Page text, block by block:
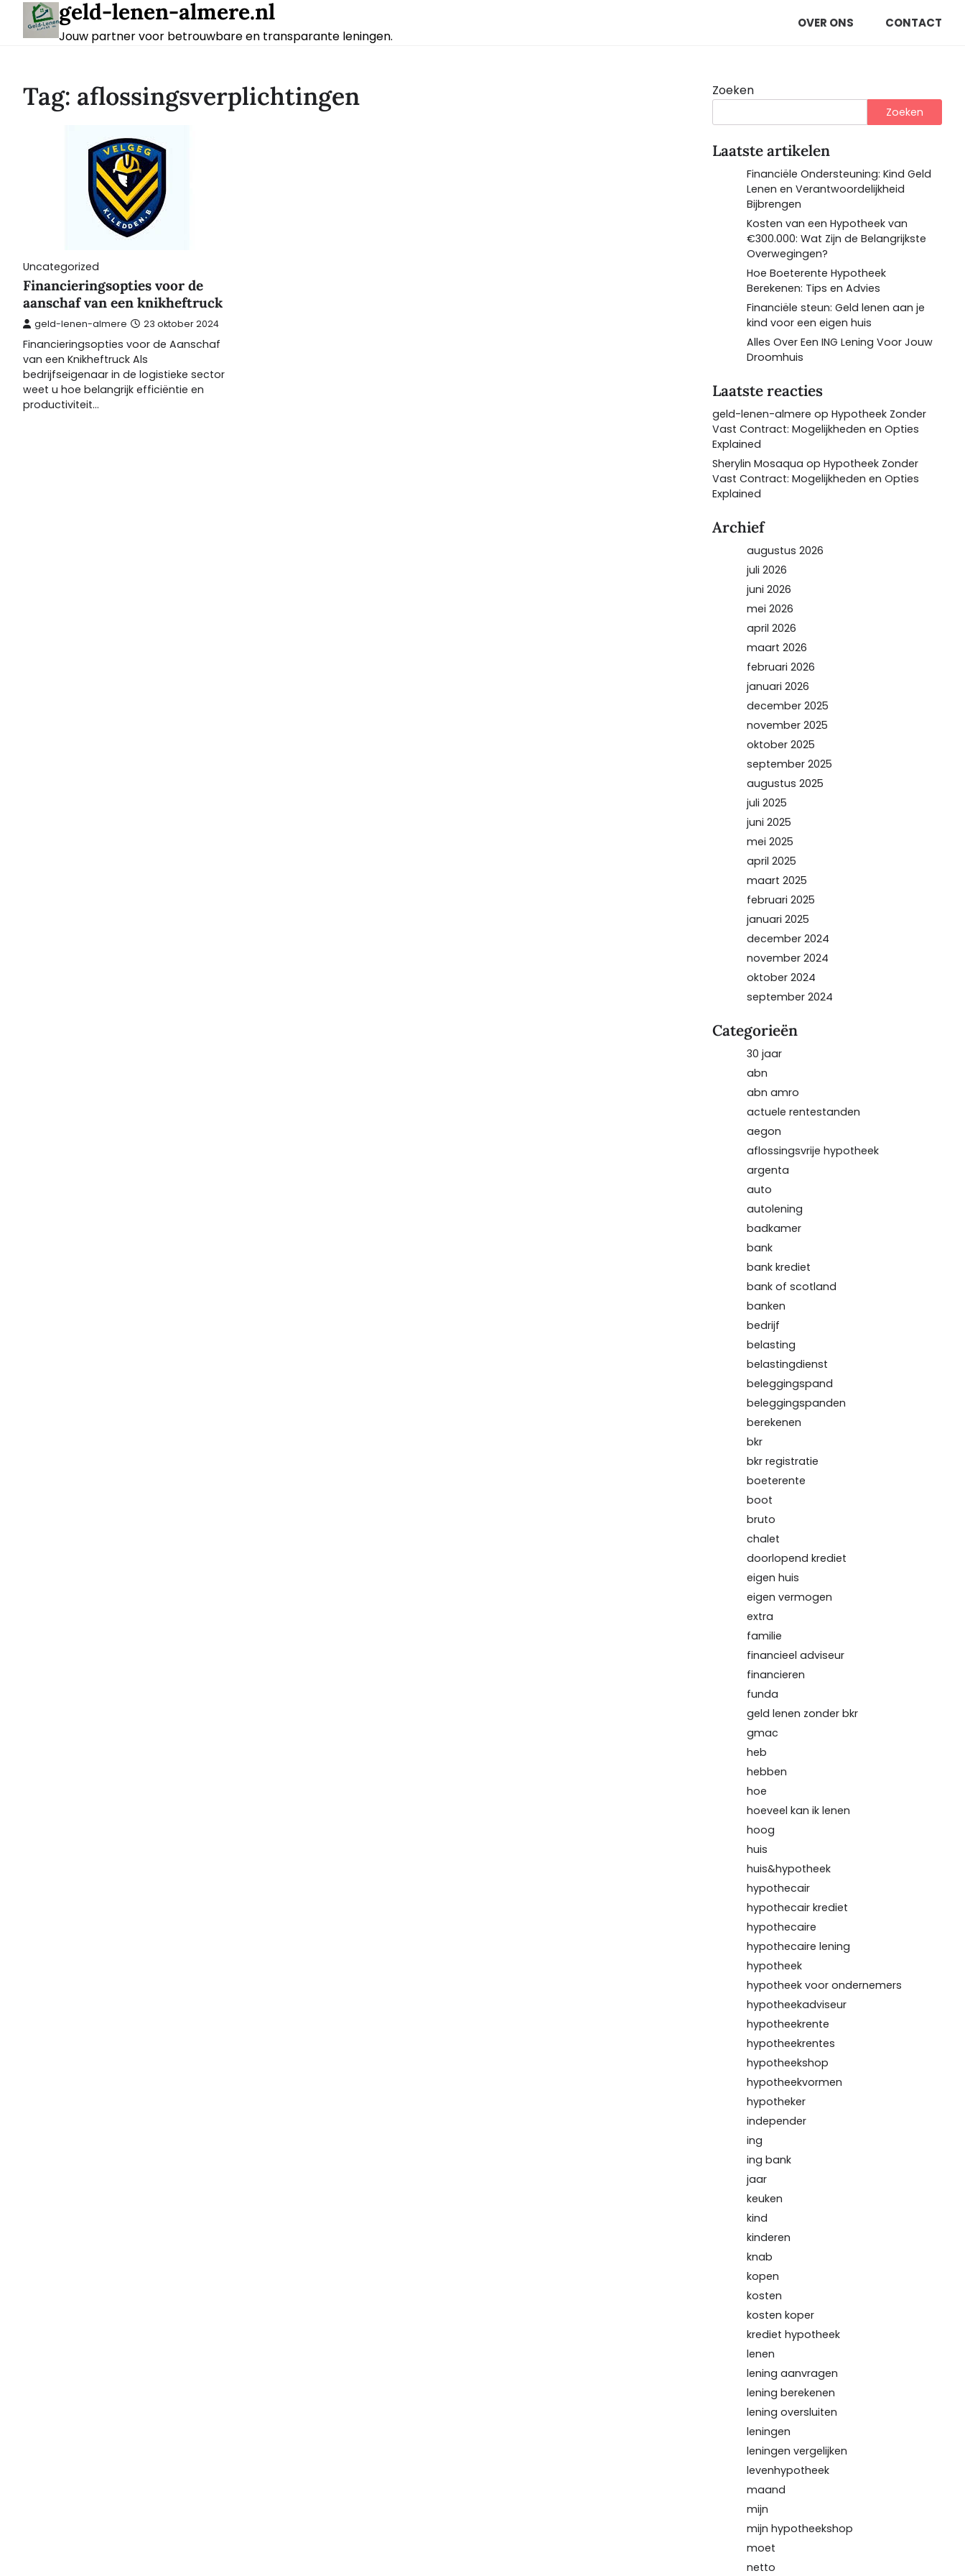
content
geld-lenen-almere.nl
Jouw partner voor betrouwbare en transparante leningen.
OVER ONS CONTACT
Tag: aflossingsverplichtingen
Uncategorized
Financieringsopties voor de
aanschaf van een knikheftruck
geld-lenen-almere 23 oktober 2024
Financieringsopties voor de Aanschaf
van een Knikheftruck Als
bedrijfseigenaar in de logistieke sector
weet u hoe belangrijk efficiëntie en
productiviteit…
Zoeken
Zoeken
Laatste artikelen
Financiële Ondersteuning: Kind Geld
Lenen en Verantwoordelijkheid
Bijbrengen
Kosten van een Hypotheek van
€300.000: Wat Zijn de Belangrijkste
Overwegingen?
Hoe Boeterente Hypotheek
Berekenen: Tips en Advies
Financiële steun: Geld lenen aan je
kind voor een eigen huis
Alles Over Een ING Lening Voor Jouw
Droomhuis
Laatste reacties
geld-lenen-almere op Hypotheek Zonder
Vast Contract: Mogelijkheden en Opties
Explained
Sherylin Mosaqua op Hypotheek Zonder
Vast Contract: Mogelijkheden en Opties
Explained
Archief
augustus 2026
juli 2026
juni 2026
mei 2026
april 2026
maart 2026
februari 2026
januari 2026
december 2025
november 2025
oktober 2025
september 2025
augustus 2025
juli 2025
juni 2025
mei 2025
april 2025
maart 2025
februari 2025
januari 2025
december 2024
november 2024
oktober 2024
september 2024
Categorieën
30 jaar
abn
abn amro
actuele rentestanden
aegon
aflossingsvrije hypotheek
argenta
auto
autolening
badkamer
bank
bank krediet
bank of scotland
banken
bedrijf
belasting
belastingdienst
beleggingspand
beleggingspanden
berekenen
bkr
bkr registratie
boeterente
boot
bruto
chalet
doorlopend krediet
eigen huis
eigen vermogen
extra
familie
financieel adviseur
financieren
funda
geld lenen zonder bkr
gmac
heb
hebben
hoe
hoeveel kan ik lenen
hoog
huis
huis&hypotheek
hypothecair
hypothecair krediet
hypothecaire
hypothecaire lening
hypotheek
hypotheek voor ondernemers
hypotheekadviseur
hypotheekrente
hypotheekrentes
hypotheekshop
hypotheekvormen
hypotheker
independer
ing
ing bank
jaar
keuken
kind
kinderen
knab
kopen
kosten
kosten koper
krediet hypotheek
lenen
lening aanvragen
lening berekenen
lening oversluiten
leningen
leningen vergelijken
levenhypotheek
maand
mijn
mijn hypotheekshop
moet
netto